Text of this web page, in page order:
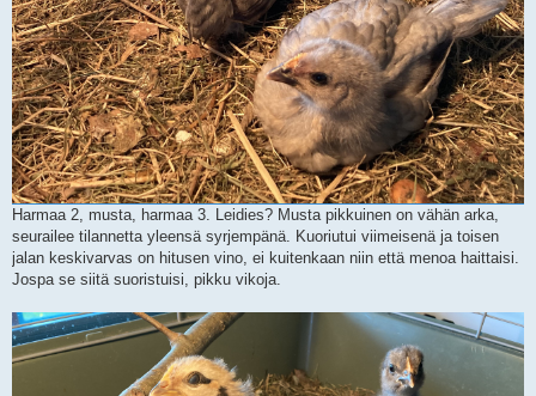
Harmaa 2, musta, harmaa 3. Leidies? Musta pikkuinen on vähän arka,
seurailee tilannetta yleensä syrjempänä. Kuoriutui viimeisenä ja toisen
jalan keskivarvas on hitusen vino, ei kuitenkaan niin että menoa haittaisi.
Jospa se siitä suoristuisi, pikku vikoja.